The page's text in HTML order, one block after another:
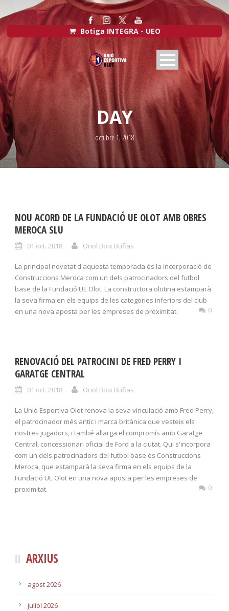
Botiga INTEGRA - UEO
DAY
octubre 1, 2018
NOU ACORD DE LA FUNDACIÓ UE OLOT AMB OBRES
MEROCA SLU
01 oct. 2018 Oriol Boix Bufias
La principal novetat d'aquesta temporada és la incorporació de
Construccions Meroca com un dels patrocinadors del futbol
base de la Fundació UE Olot. La constructora olotina estamparà
la seva firma en els equips de les categories inferiors del club
en una nova aposta per les empreses de proximitat.
0
RENOVACIÓ DEL PATROCINI DE FRED PERRY I
GARATGE CENTRAL
01 oct. 2018 Oriol Boix Bufias
La Unió Esportiva Olot renova la seva vinculació amb Fred Perry,
el patrocinador més antic i marca britànica que vesteix els
nostres jugadors, i també allarga el compromís amb Garatge
Central, concessionari oficial de Ford a la ciutat. Qui s'incorpora
com un dels patrocinadors del futbol base és Construccions
Meroca, que estamparà la seva firma en els equips de la
Fundació UE Olot en una nova aposta per les empreses de
proximitat.
0
ARXIUS
agost 2026
juliol 2026